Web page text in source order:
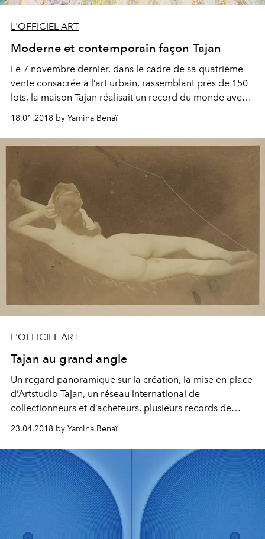
L'OFFICIEL ART
Moderne et contemporain façon Tajan
Le 7 novembre dernier, dans le cadre de sa quatrième
vente consacrée à l’art urbain, rassemblant près de 150
lots, la maison Tajan réalisait un record du monde avec
adjugé 58 500 euros. La vente d’art moderne et
contemporain du 24 janvier déploiera, quant à elle, une
large cartographie esthétique, de même qu'une
amplitude de prix autorisant les budgets mesurés à une
première acquisition. Mais aussi toute latitude pour
rêver devant une toile de Roland Topor, une tête de
Balzac en terre cuite attribuée à Auguste Rodin, un
pastel d’André Masson, une acrylique sur bois de Carlos
Cruz-Diez, ou encore un pastel sur papier de Billy
Sullivan... A découvrir dans le diaporama ci-dessous.
18.01.2018 by Yamina Benaï
L'OFFICIEL ART
Tajan au grand angle
Un regard panoramique sur la création, la mise en place
d’Artstudio Tajan, un réseau international de
collectionneurs et d’acheteurs, plusieurs records de
expansion et la conquête de nouveaux territoires.
Rendez-vous dès aujourd’hui pour une superbe vente de
photographies.
23.04.2018 by Yamina Benaï